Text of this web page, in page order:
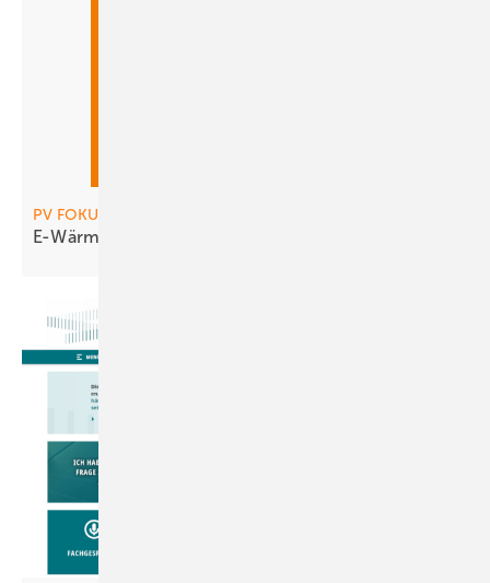
PV FOKUS Wartung, PV 02-2026
E-Wärme für Warmwasser &